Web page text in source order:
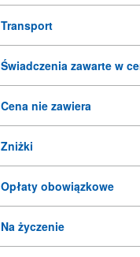
Transport
Świadczenia zawarte w
Cena nie zawiera
Zniżki
Opłaty obowiązkowe
Na życzenie